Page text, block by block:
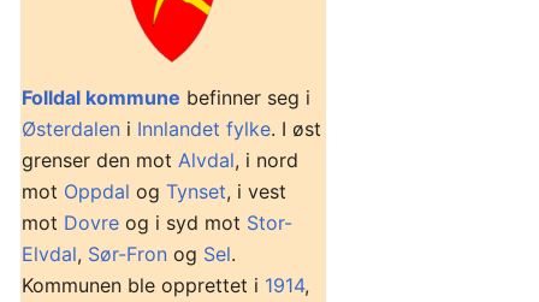
Folldal kommune befinner seg i
Østerdalen i Innlandet fylke. I øst
grenser den mot Alvdal, i nord
mot Oppdal og Tynset, i vest
mot Dovre og i syd mot Stor-
Elvdal, Sør-Fron og Sel.
Kommunen ble opprettet i 1914,